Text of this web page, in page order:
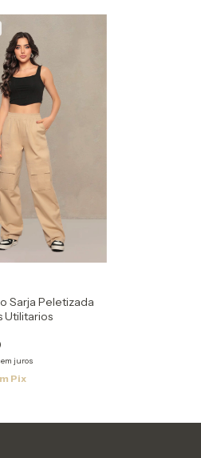
Sarja Peletizada
Utilitarios
juros
Pix